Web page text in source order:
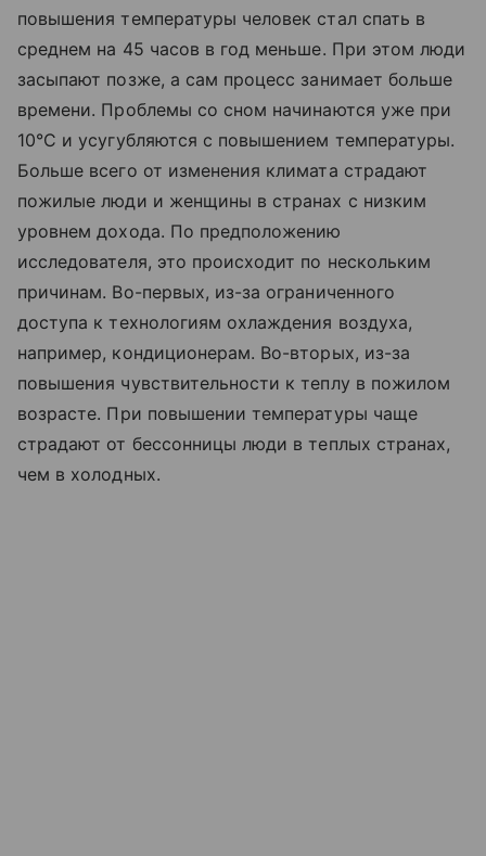
повышения температуры человек стал спать в
среднем на 45 часов в год меньше. При этом люди
засыпают позже, а сам процесс занимает больше
времени. Проблемы со сном начинаются уже при
10°С и усугубляются с повышением температуры.
Больше всего от изменения климата страдают
пожилые люди и женщины в странах с низким
уровнем дохода. По предположению
исследователя, это происходит по нескольким
причинам. Во-первых, из-за ограниченного
доступа к технологиям охлаждения воздуха,
например, кондиционерам. Во-вторых, из-за
повышения чувствительности к теплу в пожилом
возрасте. При повышении температуры чаще
страдают от бессонницы люди в теплых странах,
чем в холодных.